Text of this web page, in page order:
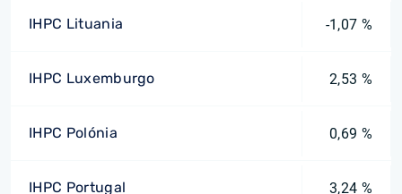
IHPC Lituania -1,07 %
IHPC Luxemburgo 2,53 %
IHPC Polónia 0,69 %
IHPC Portugal 3,24 %